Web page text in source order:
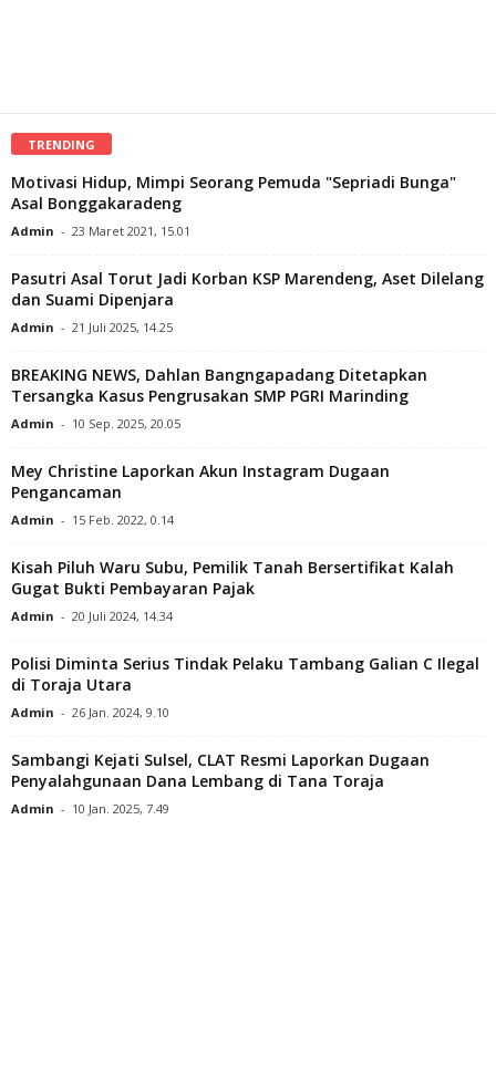
TRENDING
Motivasi Hidup, Mimpi Seorang Pemuda "Sepriadi Bunga"
Asal Bonggakaradeng
Admin - 23 Maret 2021, 15.01
Pasutri Asal Torut Jadi Korban KSP Marendeng, Aset Dilelang
dan Suami Dipenjara
Admin - 21 Juli 2025, 14.25
BREAKING NEWS, Dahlan Bangngapadang Ditetapkan
Tersangka Kasus Pengrusakan SMP PGRI Marinding
Admin - 10 Sep. 2025, 20.05
Mey Christine Laporkan Akun Instagram Dugaan
Pengancaman
Admin - 15 Feb. 2022, 0.14
Kisah Piluh Waru Subu, Pemilik Tanah Bersertifikat Kalah
Gugat Bukti Pembayaran Pajak
Admin - 20 Juli 2024, 14.34
Polisi Diminta Serius Tindak Pelaku Tambang Galian C Ilegal
di Toraja Utara
Admin - 26 Jan. 2024, 9.10
Sambangi Kejati Sulsel, CLAT Resmi Laporkan Dugaan
Penyalahgunaan Dana Lembang di Tana Toraja
Admin - 10 Jan. 2025, 7.49